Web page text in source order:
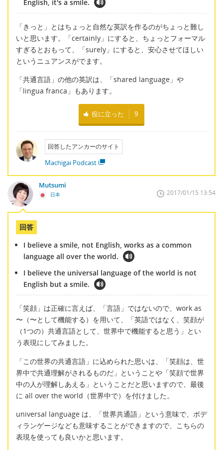
English, it's a smile.
「きっと」とはちょっと自然な英訳を作るのがちょっと難し
いと思います。「certainly」にすると、ちょっとフォーマル
すぎるとおもって、「surely」にすると、安心させてほしい
というニュアンスがでます。
「共通言語」の他の英訳は、「shared language」や
「lingua franca」もあります。
役に立った 9
回答したアンカーのサイト
Machigai Podcast
Mutsumi
日本 2017/01/15 13:54
回答
I believe a smile, not English, works as a common
language all over the world.
I believe the universal language of the world is not
English but a smile.
「笑顔」は正確に言えば、「言語」ではないので、work as
〜（〜として機能する）を用いて、「英語ではなく、笑顔が
（1つの）共通言語として、世界中で機能すると思う」とい
う表現にしてみました。
「この世界の共通言語」に込められた思いは、「笑顔は、世
界中で共通理解がされるものだ」ということや「笑顔で世界
中の人が理解しあえる」ということだと思いますので、最後
に all over the world（世界中で）を付けました。
universal language は、「世界共通語」という意味で、ボデ
ィランゲージなども意味することができますので、こちらの
表現を使っても良いかと思います。